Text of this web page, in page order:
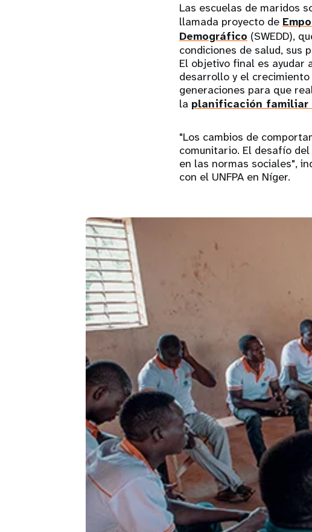
Las escuelas de maridos
llamada proyecto de
Demográfico (SWEDD),
condiciones de salud, sus
El objetivo final es ayudar
desarrollo y el
generaciones para que
la planificación familiar
"Los cambios de
comunitario. El desafío
en las normas sociales",
con el UNFPA en Níger.